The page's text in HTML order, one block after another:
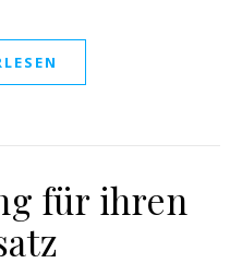
für ihren